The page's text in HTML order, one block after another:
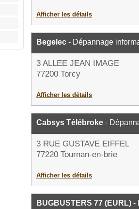
Afficher les détails
Begelec - Dépannage
3 ALLEE JEAN IMAGE
77200 Torcy
Afficher les détails
Cabsys Télébroke -
3 RUE GUSTAVE EIFFEL
77220 Tournan-en-brie
Afficher les détails
BUGBUSTERS 77 (EURL) -